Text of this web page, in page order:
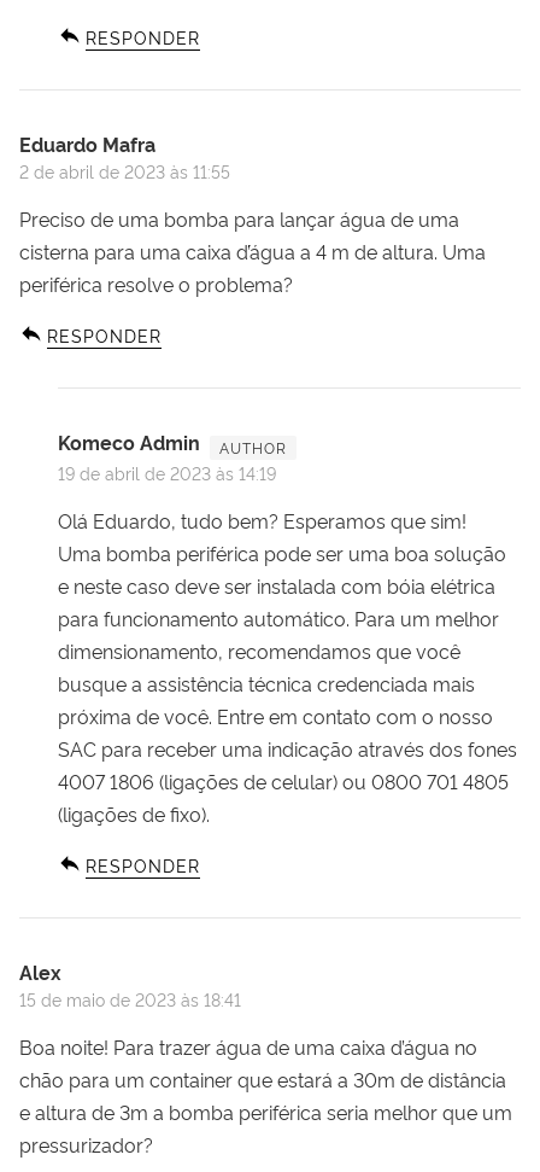
RESPONDER
Eduardo Mafra
2 de abril de 2023 às 11:55
Preciso de uma bomba para lançar água de uma
cisterna para uma caixa d´’água a 4 m de altura. Uma
periférica resolve o problema?
RESPONDER
Komeco Admin
19 de abril de 2023 às 14:19
Olá Eduardo, tudo bem? Esperamos que sim!
Uma bomba periférica pode ser uma boa solução
e neste caso deve ser instalada com bóia elétrica
para funcionamento automático. Para um melhor
dimensionamento, recomendamos que você
busque a assistência técnica credenciada mais
próxima de você. Entre em contato com o nosso
SAC para receber uma indicação através dos fones
4007 1806 (ligações de celular) ou 0800 701 4805
(ligações de fixo).
RESPONDER
Alex
15 de maio de 2023 às 18:41
Boa noite! Para trazer água de uma caixa d’água no
chão para um container que estará a 30m de distância
e altura de 3m a bomba periférica seria melhor que um
pressurizador?